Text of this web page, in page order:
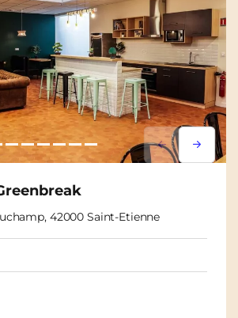
Lorem ipsum
Lorem
42000 Saint-Etienne